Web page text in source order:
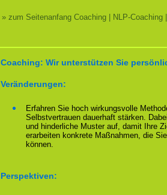
» zum Seitenanfang Coaching | NLP-Coaching
Coaching: Wir unterstützen Sie
Veränderungen:
Erfahren Sie hoch wirkungsvolle
Selbstvertrauen dauerhaft stärken.
und hinderliche Muster auf, damit Ihre
erarbeiten konkrete Maßnahmen, die Sie
können.
Perspektiven: